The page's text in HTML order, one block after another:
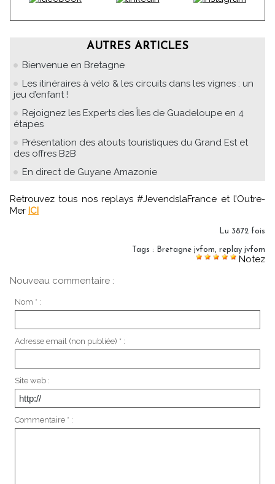
AUTRES ARTICLES
Bienvenue en Bretagne
Les itinéraires à vélo & les circuits dans les vignes : un
jeu d’enfant !
Rejoignez les Experts des Îles de Guadeloupe en 4
étapes
Présentation des atouts touristiques du Grand Est et
des offres B2B
En direct de Guyane Amazonie
Retrouvez tous nos replays #JevendslaFrance et l’Outre-
Mer ICI
Lu 3872 fois
Tags : Bretagne jvfom replay jvfom
Notez
Nouveau commentaire :
Nom * :
Adresse email (non publiée) * :
Site web :
Commentaire * :